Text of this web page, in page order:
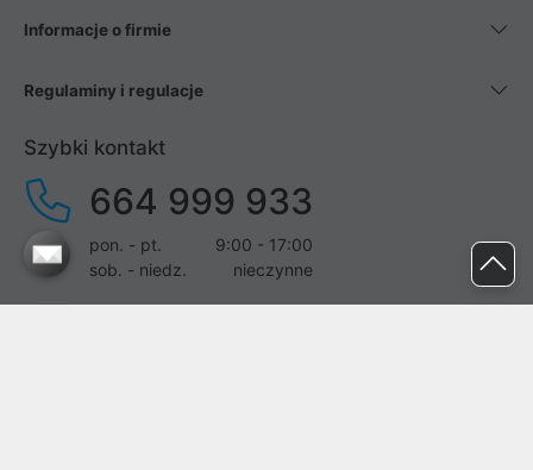
Informacje o firmie
Regulaminy i regulacje
Szybki kontakt
664 999 933
pon. - pt.
9:00 - 17:00
sob. - niedz.
nieczynne